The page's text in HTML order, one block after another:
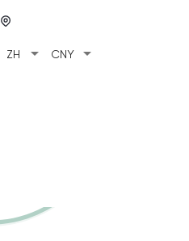
ZH arrow_drop_down CNY arrow_drop_down